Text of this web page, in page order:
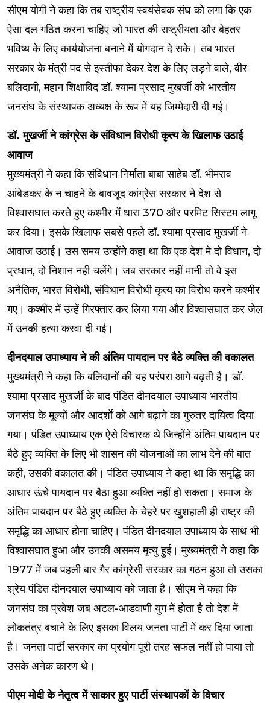
सीएम योगी ने कहा कि तब राष्ट्रीय स्वयंसेवक संघ को लगा कि एक
ऐसा दल गठित करना चाहिए जो भारत की राष्ट्रीयता और बेहतर
भविष्य के लिए कार्ययोजना बनाने में योगदान दे सके। तब भारत
सरकार के मंत्री पद से इस्तीफा देकर देश के लिए लड़ने वाले, वीर
बलिदानी, महान शिक्षाविद डॉ. श्यामा प्रसाद मुखर्जी को भारतीय
जनसंघ के संस्थापक अध्यक्ष के रूप में यह जिम्मेदारी दी गई।
डॉ. मुखर्जी ने कांग्रेस के संविधान विरोधी कृत्य के खिलाफ उठाई
आवाज
मुख्यमंत्री ने कहा कि संविधान निर्माता बाबा साहेब डॉ. भीमराव
आंबेडकर के न चाहने के बावजूद कांग्रेस सरकार ने देश से
विश्वासघात करते हुए कश्मीर में धारा 370 और परमिट सिस्टम लागू
कर दिया। इसके खिलाफ सबसे पहले डॉ. श्यामा प्रसाद मुखर्जी ने
आवाज उठाई। उस समय उन्होंने कहा था कि एक देश मे दो विधान, दो
प्रधान, दो निशान नही चलेंगे। जब सरकार नहीं मानी तो वे इस
अनैतिक, भारत विरोधी, संविधान विरोधी कृत्य का विरोध करने कश्मीर
गए। कश्मीर में उन्हें गिरफ्तार कर लिया गया और विश्वासघात कर जेल
में उनकी हत्या करवा दी गई।
दीनदयाल उपाध्याय ने की अंतिम पायदान पर बैठे व्यक्ति की वकालत
मुख्यमंत्री ने कहा कि बलिदानों की यह परंपरा आगे बढ़ती है। डॉ.
श्यामा प्रसाद मुखर्जी के बाद पंडित दीनदयाल उपाध्याय भारतीय
जनसंघ के मूल्यों और आदर्शों को आगे बढ़ाने का गुरुतर दायित्व दिया
गया। पंडित उपाध्याय एक ऐसे विचारक थे जिन्होंने अंतिम पायदान पर
बैठे हुए व्यक्ति के लिए भी शासन की योजनाओं का लाभ देने की बात
कही, उसकी वकालत की। पंडित उपाध्याय ने कहा था कि समृद्धि का
आधार ऊंचे पायदान पर बैठा हुआ व्यक्ति नहीं हो सकता। समाज के
अंतिम पायदान पर बैठे हुए व्यक्ति के चेहरे पर खुशहाली ही राष्ट्र की
समृद्धि का आधार होना चाहिए। पंडित दीनदयाल उपाध्याय के साथ भी
विश्वासघात हुआ और उनकी असमय मृत्यु हुई। मुख्यमंत्री ने कहा कि
1977 में जब पहली बार गैर कांग्रेसी सरकार का गठन हुआ तो उसका
श्रेय पंडित दीनदयाल उपाध्याय को जाता है। सीएम ने कहा कि
जनसंघ का प्रवेश जब अटल-आडवाणी युग में होता है तो देश में
लोकतंत्र बचाने के लिए इसका विलय जनता पार्टी में कर दिया जाता
है। जनता पार्टी सरकार का प्रयोग पूरी तरह सफल नहीं हो पाया तो
उसके अनेक कारण थे।
पीएम मोदी के नेतृत्व में साकार हुए पार्टी संस्थापकों के विचार